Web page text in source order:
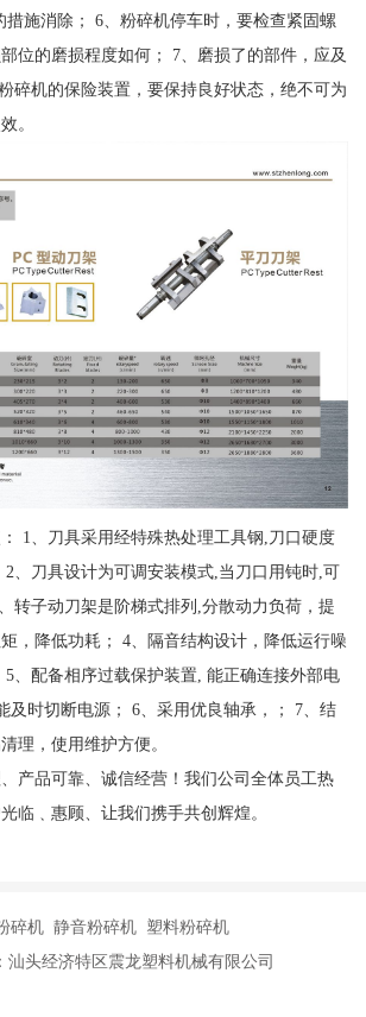
施消除； 6、粉碎机停车时，要检查紧固螺
位的磨损程度如何； 7、磨损了的部件，应及
碎机的保险装置，要保持良好状态，绝不可为
。
1、刀具采用经特殊热处理工具钢,刀口硬度
、刀具设计为可调安装模式,当刀口用钝时,可
转子动刀架是阶梯式排列,分散动力负荷，提
，降低功耗； 4、隔音结构设计，降低运行噪
、配备相序过载保护装置, 能正确连接外部电
及时切断电源； 6、采用优良轴承，； 7、结
理，使用维护方便。
产品可靠、诚信经营！我们公司全体员工热
临﹑惠顾、让我们携手共创辉煌。
碎机 静音粉碎机 塑料粉碎机
汕头经济特区震龙塑料机械有限公司